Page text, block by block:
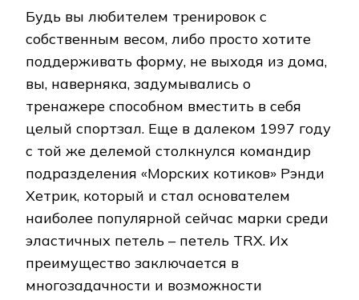
Будь вы любителем тренировок с
собственным весом, либо просто хотите
поддерживать форму, не выходя из дома,
вы, наверняка, задумывались о
тренажере способном вместить в себя
целый спортзал. Еще в далеком 1997 году
с той же делемой столкнулся командир
подразделения «Морских котиков» Рэнди
Хетрик, который и стал основателем
наиболее популярной сейчас марки среди
эластичных петель – петель TRX. Их
преимущество заключается в
многозадачности и возможности